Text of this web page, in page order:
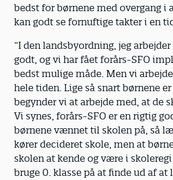
bedst for børnene med overgang i
kan godt se fornuftige takter i en
”I den landsbyordning, jeg
godt, og vi har fået forårs-SFO
bedst mulige måde. Men vi
hele tiden. Lige så snart børnene
begynder vi at arbejde med, at de
Vi synes, forårs-SFO er en rigtig
børnene vænnet til skolen på, så
kører decideret skole, men at
skolen at kende og være i
bruge 0. klasse på at finde ud af